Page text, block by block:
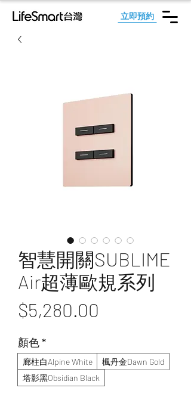
立即預約
智慧開關SUBLIME
Air超薄歐規系列
$5,280.00
顏色*
廊柱白Alpine White
楓丹金Dawn Gold
塔影黑Obsidian Black